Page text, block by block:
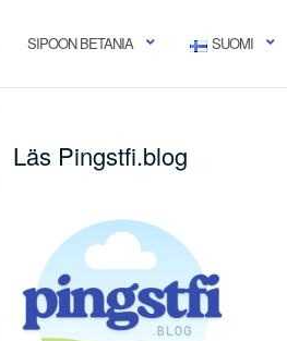
SIPOON BETANIA SUOMI
Läs Pingstfi.blog